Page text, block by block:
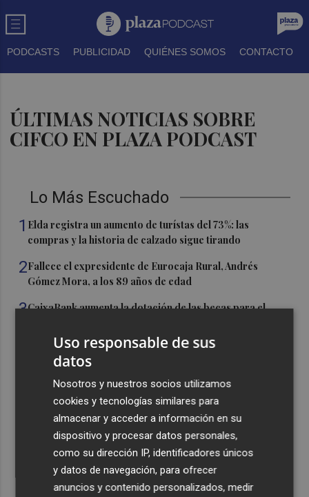
PODCASTS PUBLICIDAD QUIÉNES SOMOS CONTACTO
ÚLTIMAS NOTICIAS SOBRE
CIFCO EN PLAZA PODCAST
Lo Más Escuchado
1 Elda registra un aumento de turístas del 73%: las
compras y la historia de calzado sigue tirando
2Fallece el expresidente de Eurocaja Rural, Andrés
Gómez Mora, a los 89 años de edad
3CaixaBank aumenta la dotación de las becas para el
curso 2026-2027
Tesla y SpaceX invertirán 14.500 millones para
construir la planta de fabricación de chips Terafab
El Villarreal realiza su tradicional ofrenda a la Mare de
Déu de Gràcia y Sant Pasqual Baylón
Uso responsable de sus
datos
Nosotros y nuestros socios utilizamos
cookies y tecnologías similares para
almacenar y acceder a información en su
dispositivo y procesar datos personales,
como su dirección IP, identificadores únicos
y datos de navegación, para ofrecer
anuncios y contenido personalizados, medir